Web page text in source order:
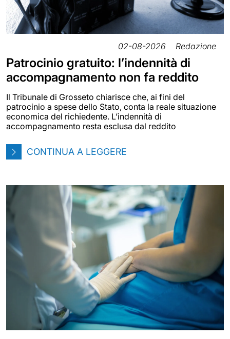
02-08-2026 Redazione
Patrocinio gratuito: l’indennità di
accompagnamento non fa reddito
Il Tribunale di Grosseto chiarisce che, ai fini del
patrocinio a spese dello Stato, conta la reale situazione
economica del richiedente. L’indennità di
accompagnamento resta esclusa dal reddito
CONTINUA A LEGGERE